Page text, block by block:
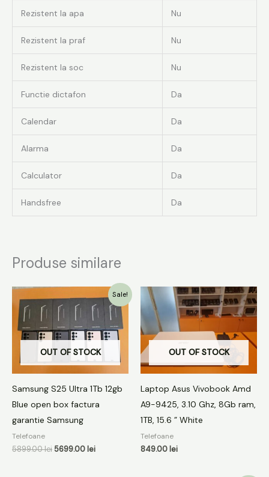
Rezistent la apa Nu
Rezistent la praf Nu
Rezistent la soc Nu
Functie dictafon Da
Calendar Da
Alarma Da
Calculator Da
Handsfree Da
Produse similare
Sale!
OUT OF STOCK
Samsung S25 Ultra 1Tb 12gb
Blue open box factura
garantie Samsung
Telefoane
5899.00lei
Prețul
inițial
fost:
5899.00 lei.
5699.00 lei
Prețul
curent
este:
5699.00 lei.
OUT OF STOCK
Laptop Asus Vivobook Amd
A9-9425, 3.10 Ghz, 8Gb ram,
1TB, 15.6 ” White
Telefoane
849.00 lei